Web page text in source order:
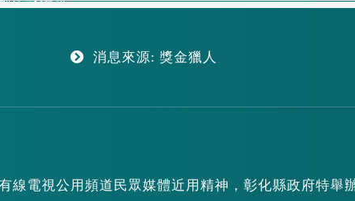
消息來源: 獎金獵人
線電視公用頻道民眾媒體近用精神，彰化縣政府特舉